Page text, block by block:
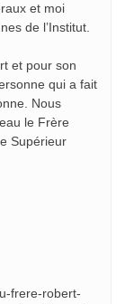
et moi
de l’Institut.
et pour son
qui a fait
Nous
le Frère
Supérieur
frere-robert-